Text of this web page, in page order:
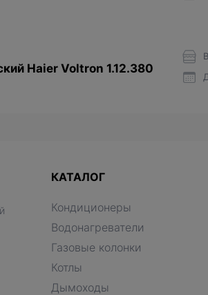
Haier Voltron 1.12.380
КАТАЛОГ
Кондиционеры
Водонагреватели
Газовые колонки
Котлы
Дымоходы